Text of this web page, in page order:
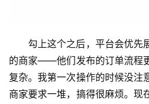
勾上这个之后，平台会优先
的商家——他们发布的订单流程
复杂。我第一次操作的时候没注
商家要求一堆，搞得很麻烦。现